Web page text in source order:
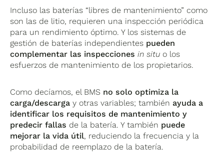
Incluso las baterías “libres de mantenimiento” como
son las de litio, requieren una inspección periódica
para un rendimiento óptimo. Y los sistemas de
gestión de baterías independientes pueden
complementar las inspeccionesin situ o los
esfuerzos de mantenimiento de los propietarios.
Como decíamos, el BMS no solo optimiza la
carga/descarga y otras variables; también ayuda a
identificar los requisitos de mantenimiento y
predecir fallas de la batería. Y también puede
mejorar la vida útil, reduciendo la frecuencia y la
probabilidad de reemplazo de la batería.